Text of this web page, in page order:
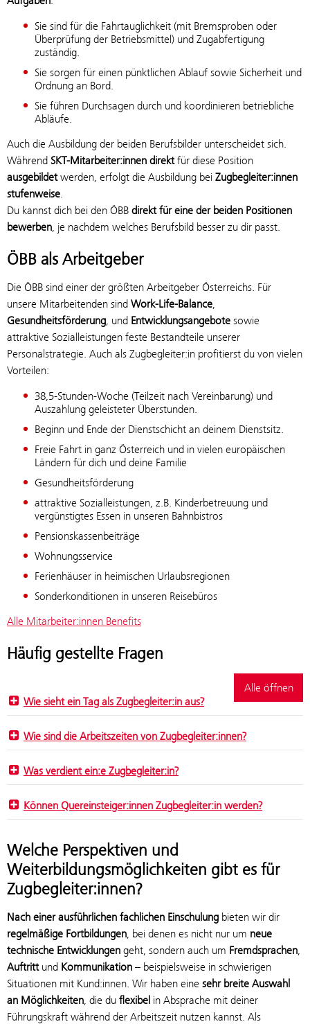
Sie sind für die Fahrtauglichkeit (mit Bremsproben oder
Überprüfung der Betriebsmittel) und Zugabfertigung
zuständig.
Sie sorgen für einen pünktlichen Ablauf sowie Sicherheit und
Ordnung an Bord.
Sie führen Durchsagen durch und koordinieren betriebliche
Abläufe.
Auch die Ausbildung der beiden Berufsbilder unterscheidet sich.
Während SKT-Mitarbeiter:innen direktfür diese Position
ausgebildetwerden, erfolgt die Ausbildung bei Zugbegleiter:innen
stufenweise
Du kannst dich bei den ÖBB direkt für eine der beiden Positionen
bewerben , je nachdem welches Berufsbild besser zu dir passt.
ÖBB als Arbeitgeber
Die ÖBB sind einer der größten Arbeitgeber Österreichs. Für
unsere Mitarbeitenden sind Work-Life-Balance
Gesundheitsförderung , und Entwicklungsangebote sowie
attraktive Sozialleistungen feste Bestandteile unserer
Personalstrategie. Auch als Zugbegleiter:in profitierst du von vielen
Vorteilen:
38,5-Stunden-Woche (Teilzeit nach Vereinbarung) und
Auszahlung geleisteter Überstunden.
Beginn und Ende der Dienstschicht an deinem Dienstsitz.
Freie Fahrt in ganz Österreich und in vielen europäischen
Ländern für dich und deine Familie
Gesundheitsförderung
attraktive Sozialleistungen, z.B. Kinderbetreuung und
vergünstigtes Essen in unseren Bahnbistros
Pensionskassenbeiträge
Wohnungsservice
Ferienhäuser in heimischen Urlaubsregionen
Sonderkonditionen in unseren Reisebüros
Alle Mitarbeiter:innen Benefits
Häufig gestellte Fragen
Alle öffnen
Wie sieht ein Tag als Zugbegleiter:in aus?
Wie sind die Arbeitszeiten von Zugbegleiter:innen?
Was verdient ein:e Zugbegleiter:in?
Können Quereinsteiger:innen Zugbegleiter:in werden?
Welche Perspektiven und
Weiterbildungsmöglichkeiten gibt es für
Zugbegleiter:innen?
Nach einer ausführlichen fachlichen Einschulung bieten wir dir
regelmäßige Fortbildungen , bei denen es nicht nur um neue
technische Entwicklungen geht, sondern auch um Fremdsprachen
Auftritt und Kommunikation – beispielsweise in schwierigen
Situationen mit Kund:innen. Wir haben eine sehr breite Auswahl
an Möglichkeiten , die du flexibel in Absprache mit deiner
Führungskraft während der Arbeitszeit nutzen kannst. Als